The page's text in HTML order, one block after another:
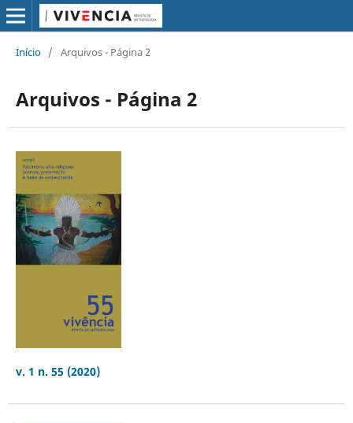
Início / Arquivos - Página 2
Arquivos - Página 2
v. 1 n. 55 (2020)